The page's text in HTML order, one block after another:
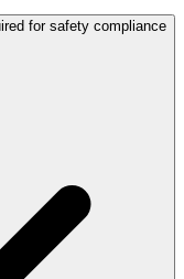
for safety compliance?